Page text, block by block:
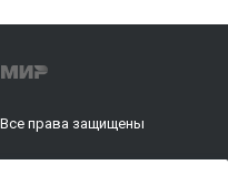
права защищены